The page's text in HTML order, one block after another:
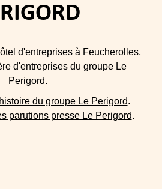
d'entreprises à Feucherolles,
d'entreprises du groupe Le
Perigord.
du groupe Le Perigord.
parutions presse Le Perigord.